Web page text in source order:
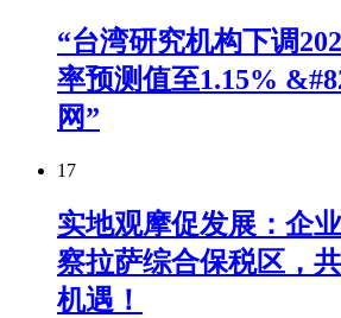
“台湾研究机构下调
率预测值至1.15%
网”
17
实地观摩促发展：企
察拉萨综合保税区，
机遇！